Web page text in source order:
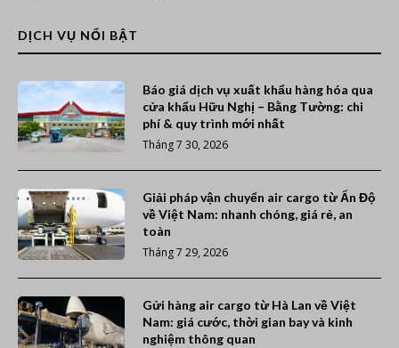
DỊCH VỤ NỔI BẬT
Báo giá dịch vụ xuất khẩu hàng hóa qua
cửa khẩu Hữu Nghị – Bằng Tường: chi
phí & quy trình mới nhất
Tháng 7 30, 2026
Giải pháp vận chuyển air cargo từ Ấn Độ
về Việt Nam: nhanh chóng, giá rẻ, an
toàn
Tháng 7 29, 2026
Gửi hàng air cargo từ Hà Lan về Việt
Nam: giá cước, thời gian bay và kinh
nghiệm thông quan